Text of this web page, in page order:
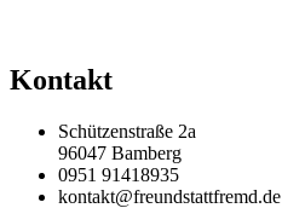
Kontakt
Schützenstraße 2a
96047 Bamberg
0951 91418935
kontakt@freundstattfremd.de